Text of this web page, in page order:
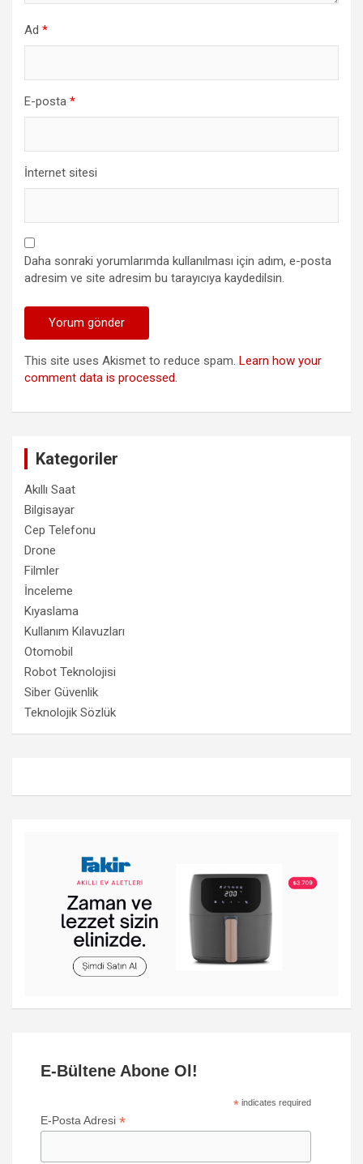
Ad *
E-posta *
İnternet sitesi
Daha sonraki yorumlarımda kullanılması için adım, e-posta
adresim ve site adresim bu tarayıcıya kaydedilsin.
This site uses Akismet to reduce spam. Learn how your
comment data is processed.
Kategoriler
Akıllı Saat
Bilgisayar
Cep Telefonu
Drone
Filmler
İnceleme
Kıyaslama
Kullanım Kılavuzları
Otomobil
Robot Teknolojisi
Siber Güvenlik
Teknolojik Sözlük
E-Bültene Abone Ol!
* indicates required
E-Posta Adresi *